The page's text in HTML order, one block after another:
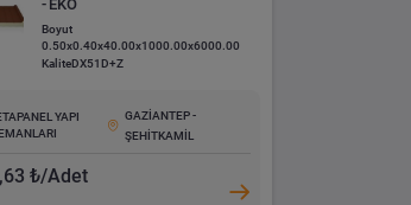
- EKO
Boyut
0.50x0.40x40.00x1000.00x6000.00
KaliteDX51D+Z
YAPI
GAZİANTEP -
ŞEHİTKAMİL
₺/Adet